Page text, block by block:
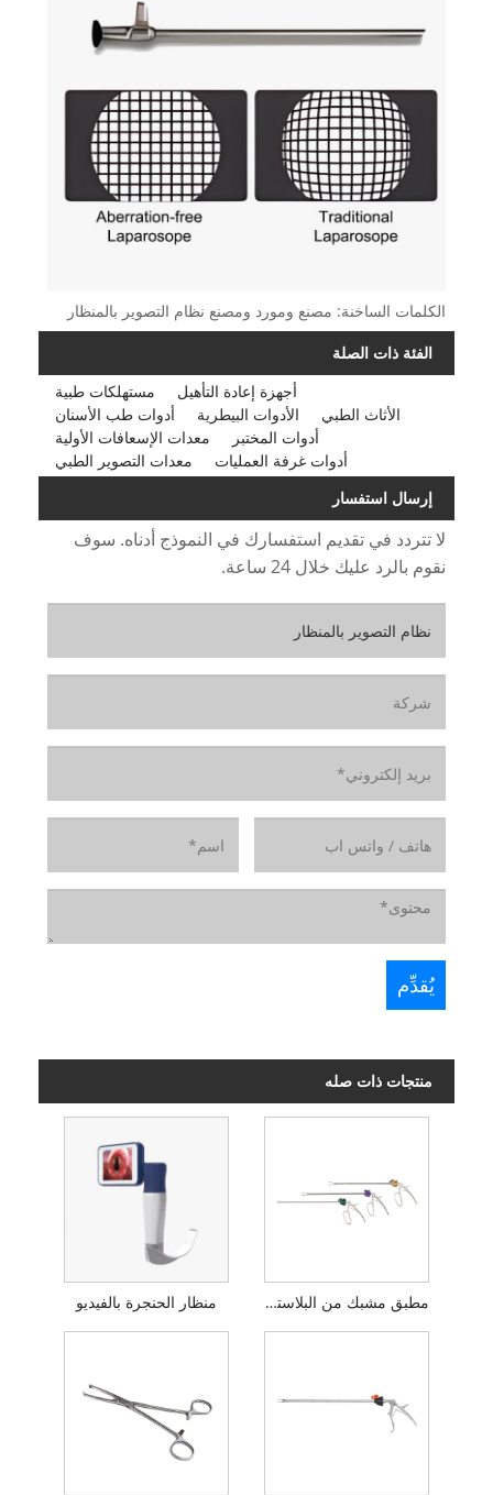
الكلمات الساخنة: مصنع ومورد ومصنع نظام التصوير بالمنظار
الفئة ذات الصلة
مستهلكات طبية
أجهزة إعادة التأهيل
أدوات طب الأسنان
الأدوات البيطرية
الأثاث الطبي
معدات الإسعافات الأولية
أدوات المختبر
معدات التصوير الطبي
أدوات غرفة العمليات
إرسال استفسار
لا تتردد في تقديم استفسارك في النموذج أدناه. سوف
نقوم بالرد عليك خلال 24 ساعة.
منتجات ذات صله
منظار الحنجرة بالفيديو مطبق مشبك من البلاستيك